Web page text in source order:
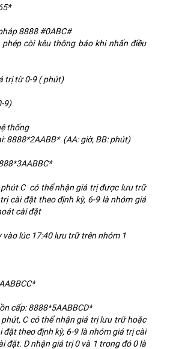
8888 #0ABC#
còi kêu thông báo khi nhấn điều
trị từ 0-9 ( phút)
9)
thống
8888*2AABB* (AA: giờ, BB: phút)
phút C có thể nhận giá trị được lưu trữ
cài đặt theo định kỳ, 6-9 là nhóm giá
cài đặt
vào lúc 17:40 lưu trữ trên nhóm 1
cấp: 8888*5AABBCD*
phút, C có thể nhận giá trị lưu trữ hoặc
đặt theo định kỳ, 6-9 là nhóm giá trị cài
đặt. D nhận giá trị 0 và 1 trong đó 0 là